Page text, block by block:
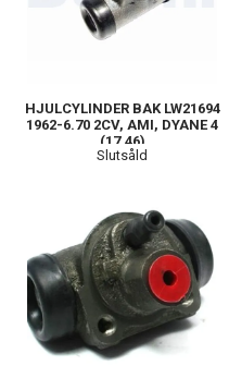
HJULCYLINDER BAK LW21694
1962-6.70 2CV, AMI, DYANE 4
(17,46)
Slutsåld